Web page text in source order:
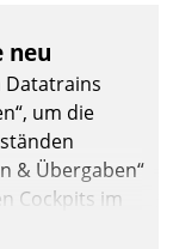
neu
Datatrains
um die
& Übergaben“
Cockpits im